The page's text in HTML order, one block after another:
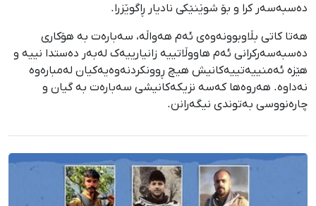
دەسبەسەر کرا و بۆ شوێنێکی نادیار ڕاگوێزرا.
هەتا کاتی بڵاوبوونەوەی ئەم هەواڵە، سەبارەت بە هۆکاری
دەسبەسەرکرانی ئەم هاووڵاتییە زانیارییەک لەبەر دەستدا نییە و
هێزە ئەمنییەتییەکانیش هیچ ڕوونکردنەوەیەکیان لەمبارەوە
نەداوە. هەروەها کەسە نزیکەکانیشی سەبارەت بە گیان و
چارەنووسی بەتوندی نیگەرانن.